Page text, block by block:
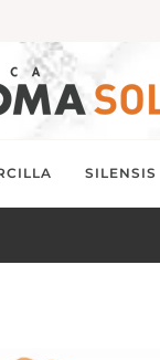
SILENSIS